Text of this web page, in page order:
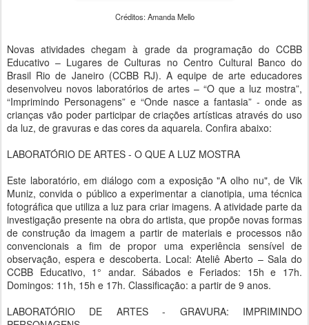
Créditos: Amanda Mello
Novas atividades chegam à grade da programação do CCBB
Educativo – Lugares de Culturas no Centro Cultural Banco do
Brasil Rio de Janeiro (CCBB RJ). A equipe de arte educadores
desenvolveu novos laboratórios de artes – “O que a luz mostra”,
“Imprimindo Personagens” e “Onde nasce a fantasia” - onde as
crianças vão poder participar de criações artísticas através do uso
da luz, de gravuras e das cores da aquarela. Confira abaixo:
LABORATÓRIO DE ARTES - O QUE A LUZ MOSTRA
Este laboratório, em diálogo com a exposição "A olho nu", de Vik
Muniz, convida o público a experimentar a cianotipia, uma técnica
fotográfica que utiliza a luz para criar imagens. A atividade parte da
investigação presente na obra do artista, que propõe novas formas
de construção da imagem a partir de materiais e processos não
convencionais a fim de propor uma experiência sensível de
observação, espera e descoberta. Local: Ateliê Aberto – Sala do
CCBB Educativo, 1° andar. Sábados e Feriados: 15h e 17h.
Domingos: 11h, 15h e 17h. Classificação: a partir de 9 anos.
LABORATÓRIO DE ARTES - GRAVURA: IMPRIMINDO